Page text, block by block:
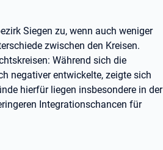
Siegen zu, wenn auch weniger
zwischen den Kreisen.
Während sich die
negativer entwickelte, zeigte sich
hierfür liegen insbesondere in der
Integrationschancen für